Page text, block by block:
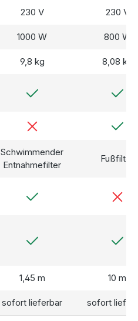
230 V 230 V
1000 W 800 W
9,8 kg 8,08 kg
Schwimmender
Entnahmefilter
Fußfilter
1,45 m 10 m
sofort lieferbar sofort